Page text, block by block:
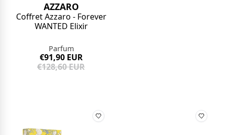
AZZARO
Coffret Azzaro - Forever
WANTED Elixir
Parfum
€91,90 EUR
€128,60 EUR